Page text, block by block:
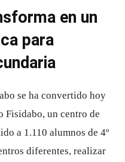
en un
para
se ha convertido hoy
un centro de
a 1.110 alumnos de 4º
diferentes, realizar